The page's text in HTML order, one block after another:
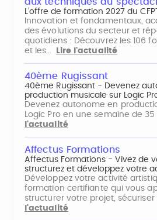
L’offre de formation 2027 du
Innovation et fondamentaux,
des évolutions du secteur et
quotidiens : Découvrez les 106
et les…
Lire l'actualité
40ème Rugissant
40ème Rugissant - Devenez
production musicale sur Logic
Devenez autonome en
Logic Pro en une semaine de
l'actualité
Affectus Formations
Affectus Formations - Vivez de
structurez et développez votre
Développez votre activité
formation certifiante qui vous
structurer votre projet,
l'actualité